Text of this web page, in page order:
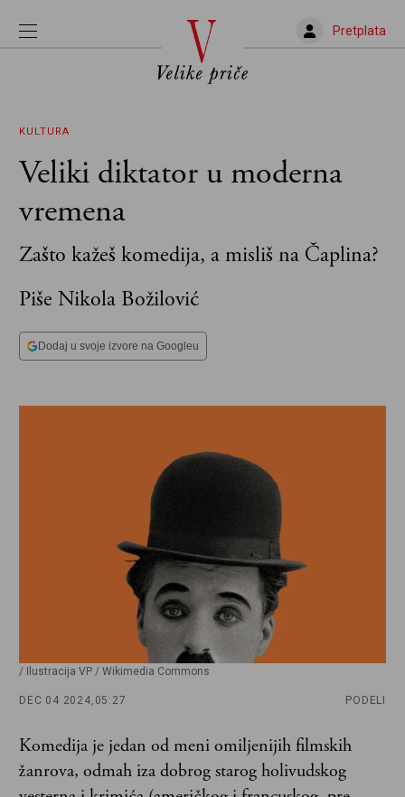
Pretplata
KULTURA
Veliki diktator u moderna
vremena
Zašto kažeš komedija, a misliš na Čaplina?
Piše Nikola Božilović
Dodaj u svoje izvore na Googleu
/ Ilustracija VP / Wikimedia Commons
DEC 04 2024, 05:27 PODELI
Komedija je jedan od meni omiljenijih filmskih
žanrova, odmah iza dobrog starog holivudskog